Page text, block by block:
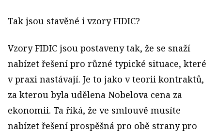
Tak jsou stavěné i vzory FIDIC?
Vzory FIDIC jsou postaveny tak, že se snaží
nabízet řešení pro různé typické situace, které
v praxi nastávají. Je to jako v teorii kontraktů,
za kterou byla udělena Nobelova cena za
ekonomii. Ta říká, že ve smlouvě musíte
nabízet řešení prospěšná pro obě strany pro